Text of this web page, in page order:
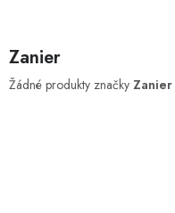
Domácnost
Zanier
Žádné produkty značky Zanier